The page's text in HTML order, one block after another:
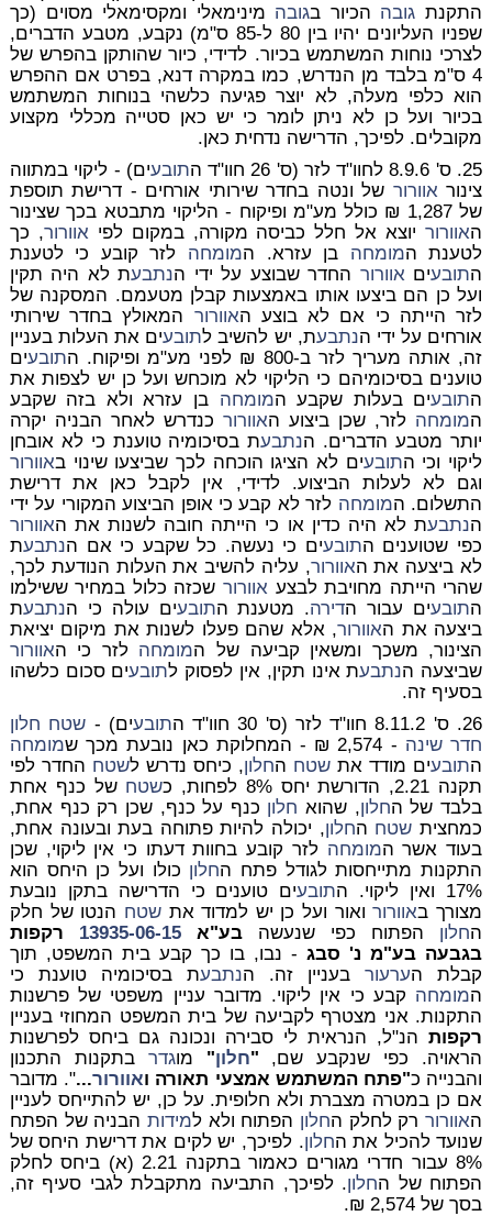
התקנת גובה הכיור בגובה מינימאלי ומקסימאלי מסוים (כך
שפניו העליונים יהיו בין 80 ל-85 ס"מ) נקבע, מטבע הדברים,
לצרכי נוחות המשתמש בכיור. לדידי, כיור שהותקן בהפרש של
4 ס"מ בלבד מן הנדרש, כמו במקרה דנא, בפרט אם ההפרש
הוא כלפי מעלה, לא יוצר פגיעה כלשהי בנוחות המשתמש
בכיור ועל כן לא ניתן לומר כי יש כאן סטייה מכללי מקצוע
מקובלים. לפיכך, הדרישה נדחית כאן.
25. ס' 8.9.6 לחוו"ד לזר (ס' 26 חוו"ד ה תובעים) - ליקוי במתווה
צינור אוורור של ונטה בחדר שירותי אורחים - דרישת תוספת
של 1,287 ₪ כולל מע"מ ופיקוח
- הליקוי מתבטא בכך שצינור
האוורוריוצא אל חלל כביסה מקורה, במקום לפי אוורור, כך
לטענת המומחה בן עזרא. המומחה לזר קובע כי לטענת
התובעים אוורור החדר שבוצע על ידי הנתבעת לא היה תקין
ועל כן הם ביצעו אותו באמצעות קבלן מטעמם. המסקנה של
לזר הייתה כי אם לא בוצע האוורור המאולץ בחדר שירותי
אורחים על ידי הנתבעת, יש להשיב לתובעים את העלות בעניין
זה, אותה מעריך לזר ב-800 ₪ לפני מע"מ ופיקוח. ה
תובעים
טוענים בסיכומיהם כי הליקוי לא מוכחש ועל כן יש לצפות את
התובעים בעלות שקבע המומחה בן עזרא ולא בזה שקבע
המומחה לזר, שכן ביצוע האוורור כנדרש לאחר הבניה יקרה
יותר מטבע הדברים. הנתבעת בסיכומיה טוענת כי לא אובחן
ליקוי וכי התובעים לא הציגו הוכחה לכך שביצעו שינוי באוורור
וגם לא לעלות הביצוע. לדידי, אין לקבל כאן את דרישת
התשלום. המומחה לזר לא קבע כי אופן הביצוע המקורי על ידי
הנתבעת לא היה כדין או כי הייתה חובה לשנות את האוורור
כפי שטוענים התובעים כי נעשה. כל שקבע כי אם הנתבעת
לא ביצעה את האוורור, עליה להשיב את העלות הנודעת לכך,
שהרי הייתה מחויבת לבצע אוורור שכזה כלול במחיר ששילמו
התובעים עבור הדירה. מטענת התובעים עולה כי הנתבעת
ביצעה את האוורור, אלא שהם פעלו לשנות את מיקום יציאת
הצינור, משכך ומשאין קביעה של המומחה לזר כי האוורור
שביצעה הנתבעת אינו תקין, אין לפסוק לתובעים סכום כלשהו
בסעיף זה.
26.
ס' 8.11.2 חוו"ד לזר (ס' 30 חוו"ד ה תובעים) - שטח חלון
חדר שינה - 2,574 ₪ - המחלוקת כאן נובעת מכך שמומחה
התובעים מודד את שטח החלון, כיחס נדרש לשטח החדר לפי
תקנה 2.21, הדורשת יחס 8% לפחות, כ
שטח של כנף אחת
בלבד של החלון, שהוא חלון כנף על כנף, שכן רק כנף אחת,
כמחצית שטח החלון, יכולה להיות פתוחה בעת ובעונה אחת,
בעוד אשר המומחה לזר קובע בחוות דעתו כי אין ליקוי, שכן
התקנות מתייחסות לגודל פתח החלון כולו ועל כן היחס הוא
17% ואין ליקוי. ה
תובעים טוענים כי הדרישה בתקן נובעת
מצורך באוורורואור ועל כן יש למדוד אתשטח הנטו של חלק
החלון הפתוח כפי שנעשהבע"א13935-06-15 רקפות
בגבעה בע"מ נ' סבג- נבו, בו כך קבע בית המשפט, תוך
קבלת הערעורבעניין זה. הנתבעת בסיכומיה טוענת כי
המומחה קבע כי אין ליקוי. מדובר עניין משפטי של פרשנות
התקנות. אני מצטרף לקביעה של בית המשפט המחוזי בעניין
רקפותהנ"ל, הנראית לי סבירה ונכונה גם ביחס לפרשנות
הראויה. כפי שנקבע שם, "חלון" מוגדר בתקנות התכנון
והבנייה כ"פתח המשתמש אמצעי תאורה ואוורור...". מדובר
אם כן במטרה מצברתולא חלופית. על כן, יש להתייחס לעניין
האוורוררק לחלק החלון הפתוח ולא למידות הבניה של הפתח
שנועד להכיל את החלון. לפיכך, יש לקים את דרישת היחס של
8% עבור חדרי מגורים כאמור בתקנה 2.21 (א) ביחס לחלק
הפתוח של החלון. לפיכך, התביעה מתקבלת לגבי סעיף זה,
בסך של 2,574 ₪.